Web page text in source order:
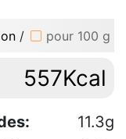
/ pour 100 g
557Kcal
11.3g